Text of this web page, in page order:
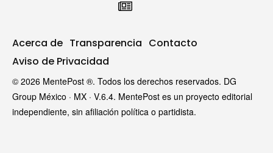
Acerca de Transparencia Contacto
Aviso de Privacidad
© 2026 MentePost ®. Todos los derechos reservados. DG
Group México · MX · V.6.4. MentePost es un proyecto editorial
independiente, sin afiliación política o partidista.